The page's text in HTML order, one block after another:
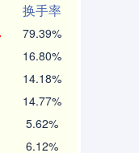
换手率
79.39%
16.80%
14.18%
14.77%
5.62%
6.12%